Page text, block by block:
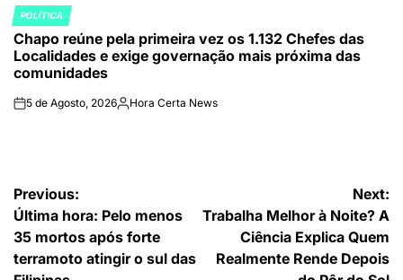
POSTED
IN
POLÍTICA
Chapo reúne pela primeira vez os 1.132 Chefes das
Localidades e exige governação mais próxima das
comunidades
on5 de Agosto, 2026Publicado
Hora Certa News
Navegação
de
artigos
Previous:
Última hora: Pelo menos
35 mortos após forte
terramoto atingir o sul das
Next:
Trabalha Melhor à Noite? A
Ciência Explica Quem
Realmente Rende Depois